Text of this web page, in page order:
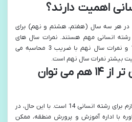
اهمیت دارند؟
هر سه سال (هفتم، هشتم و نهم) برای
انسانی مهم هستند. نمرات سال های
هفتم و هشتم با ضریب 1 و نمرات سال نهم با ضریب 3 محاسبه می
بیشتر نمرات سال نهم است.
آیا با معدل پایین تر از ۱۴ هم می توان
به طور کلی، حداقل معدل لازم برای رشته انسانی 14 است. با این حال، در
با اداره آموزش و پرورش منطقه، ممکن